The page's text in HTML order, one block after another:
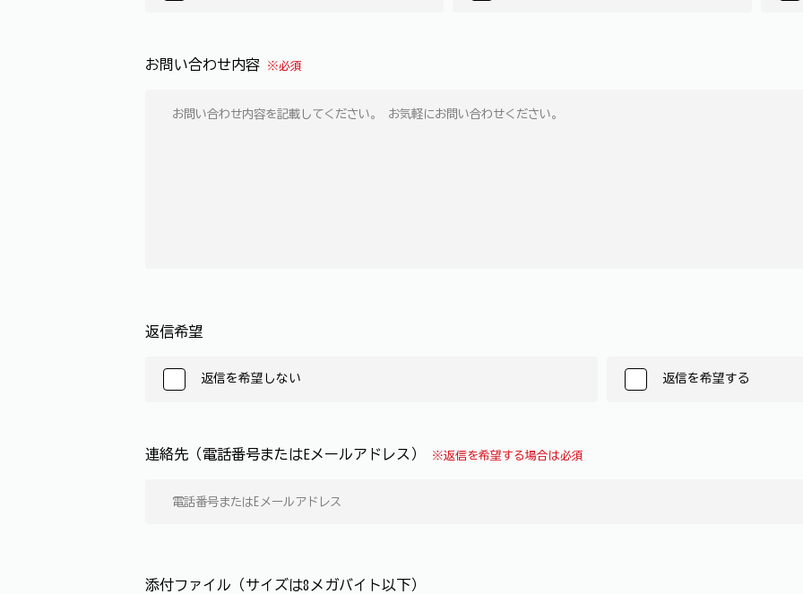
お問い合わせ内容 ※必須
返信希望
返信を希望しない 返信を希望する
連絡先（電話番号またはEメールアドレス） ※返信を希望する場合は必須
添付ファイル（サイズは8メガバイト以下）